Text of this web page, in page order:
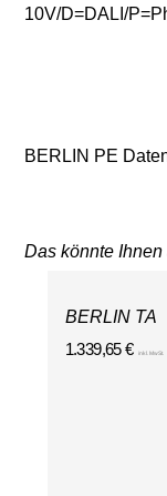
10V/D=DALI/
BERLIN PE
Das könnte
BERLIN TA
1.339,65€ inkl. MwSt.